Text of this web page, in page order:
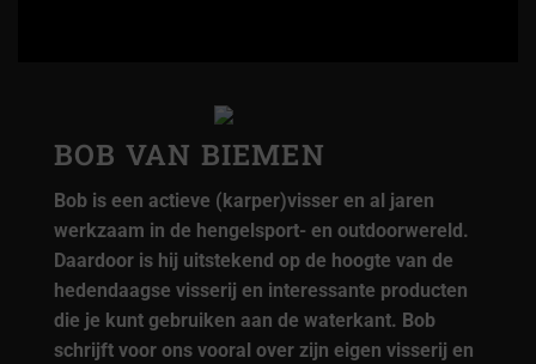
BOB VAN BIEMEN
Bob is een actieve (karper)visser en al jaren
werkzaam in de hengelsport- en outdoorwereld.
Daardoor is hij uitstekend op de hoogte van de
hedendaagse visserij en interessante producten
die je kunt gebruiken aan de waterkant. Bob
schrijft voor ons vooral over zijn eigen visserij en